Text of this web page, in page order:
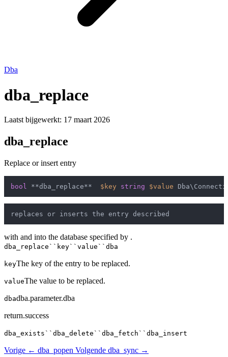
Dba
dba_replace
Laatst bijgewerkt: 17 maart 2026
dba_replace
Replace or insert entry
bool **dba_replace** $key string $value
with and into the database specified by .
dba_replace``key``value``dba
keyThe key of the entry to be replaced.
valueThe value to be replaced.
dbadba.parameter.dba
return.success
dba_exists``dba_delete``dba_fetch``dba_insert
Vorige ← dba_popen Volgende dba_sync →